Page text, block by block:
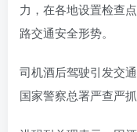
力，在各地设置检查
路交通安全形势。
司机酒后驾驶引发交
国家警察总署严查严抓